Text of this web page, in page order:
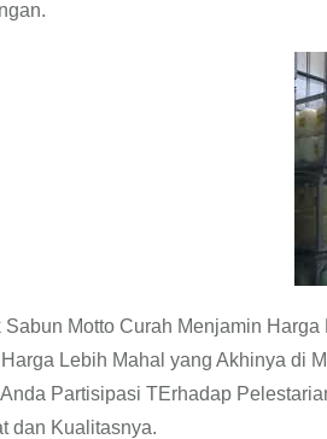
Sabun Motto Curah Menjamin
Lebih Mahal yang Akhinya di
Partisipasi TErhadap
dan Kualitasnya.